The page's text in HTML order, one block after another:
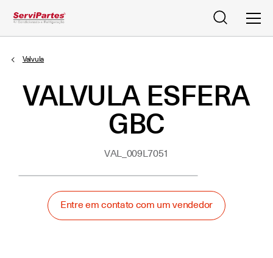
Pesquisar
Valvula
VALVULA ESFERA
GBC
VAL_009L7051
Entre em contato com um vendedor